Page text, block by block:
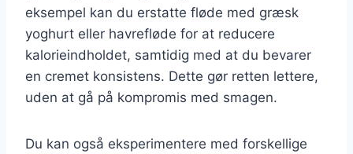
eksempel kan du erstatte fløde med græsk
yoghurt eller havrefløde for at reducere
kalorieindholdet, samtidig med at du bevarer
en cremet konsistens. Dette gør retten lettere,
uden at gå på kompromis med smagen.
Du kan også eksperimentere med forskellige